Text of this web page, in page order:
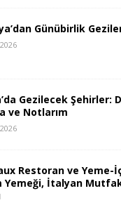
Günübirlik
Gezilecek Şehirler:
ve Notlarım
Restoran ve Yeme-
Yemeği, İtalyan